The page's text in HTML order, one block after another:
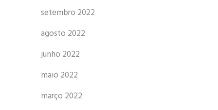
setembro 2022
agosto 2022
junho 2022
maio 2022
março 2022